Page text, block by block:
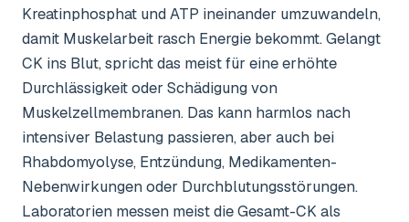
Kreatinphosphat und ATP ineinander umzuwandeln,
damit Muskelarbeit rasch Energie bekommt. Gelangt
CK ins Blut, spricht das meist für eine erhöhte
Durchlässigkeit oder Schädigung von
Muskelzellmembranen. Das kann harmlos nach
intensiver Belastung passieren, aber auch bei
Rhabdomyolyse, Entzündung, Medikamenten-
Nebenwirkungen oder Durchblutungsstörungen.
Laboratorien messen meist die Gesamt-CK als